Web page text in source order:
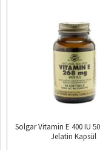
Solgar Vitamin E 400 IU
Jelatin Kapsül